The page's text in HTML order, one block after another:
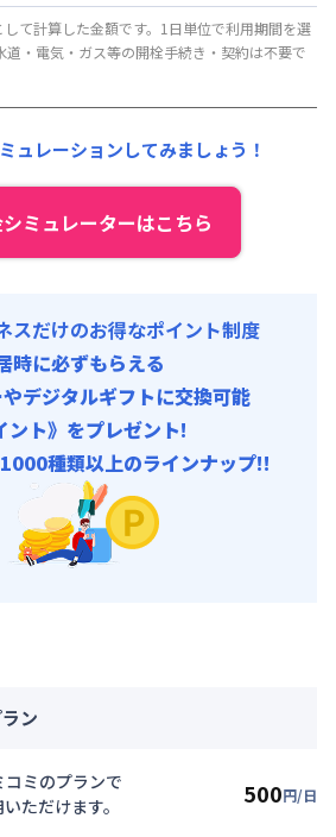
)
: 1,500円/月 (税抜)
て計算した金額です。1日単位で利用期間を選
・電気・ガス等の開栓手続き・契約は不要で
ュレーションしてみましょう！
ミュレーターはこちら
スだけのお得なポイント制度
時に必ずもらえる
やデジタルギフトに交換可能
ント》をプレゼント!
種類以上のラインナップ!!
ン
ミのプランで
ただけます。
500円/日